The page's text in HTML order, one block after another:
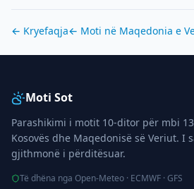
← Kryefaqja← Moti në Maqedonia e
Moti Sot
Parashikimi i motit 10-ditor për mbi
Kosovës dhe Maqedonisë së Veriut. I
gjithmonë i përditësuar.
Të dhëna nga Open-Meteo · ECMWF · GFS